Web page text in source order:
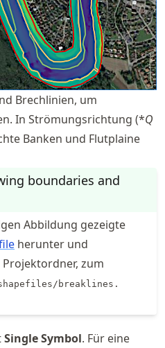
Brechlinien, um
In Strömungsrichtung (*Q
Banken und Flutplaine
boundaries and
Abbildung gezeigte
herunter und
Projektordner, zum
breaklines.
Single Symbol. Für eine